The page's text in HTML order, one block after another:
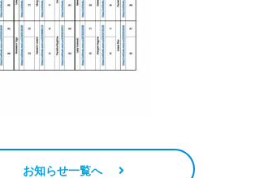
お知らせ一覧へ